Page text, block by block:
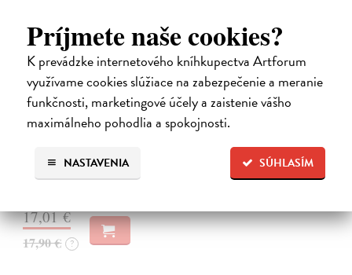
Príjmete naše cookies?
K prevádzke internetového kníhkupectva Artforum
využívame cookies slúžiace na zabezpečenie a meranie
funkčnosti, marketingové účely a zaistenie vášho
maximálneho pohodlia a spokojnosti.
SÚHLASÍM
NASTAVENIA
10 omylov, ktoré zmenili dejiny
Coulter Paul| Kniha
Všetci robíme chyby, no len málokto svojím prešľapom zmení chod
dejín. Kniha 10 omylov, ktoré zmenili dejiny prináša vtipný a
osviežujúci výber neúmyselných pochybení, ktorým sa to podarilo –
raz to bol…
17,01 €
17,90 € ?